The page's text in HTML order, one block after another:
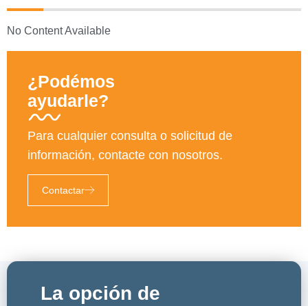
No Content Available
¿Podémos
ayudarle?
Para cualquier consulta o solicitud de
información, contacte con nosotros.
Contactar
La opción de